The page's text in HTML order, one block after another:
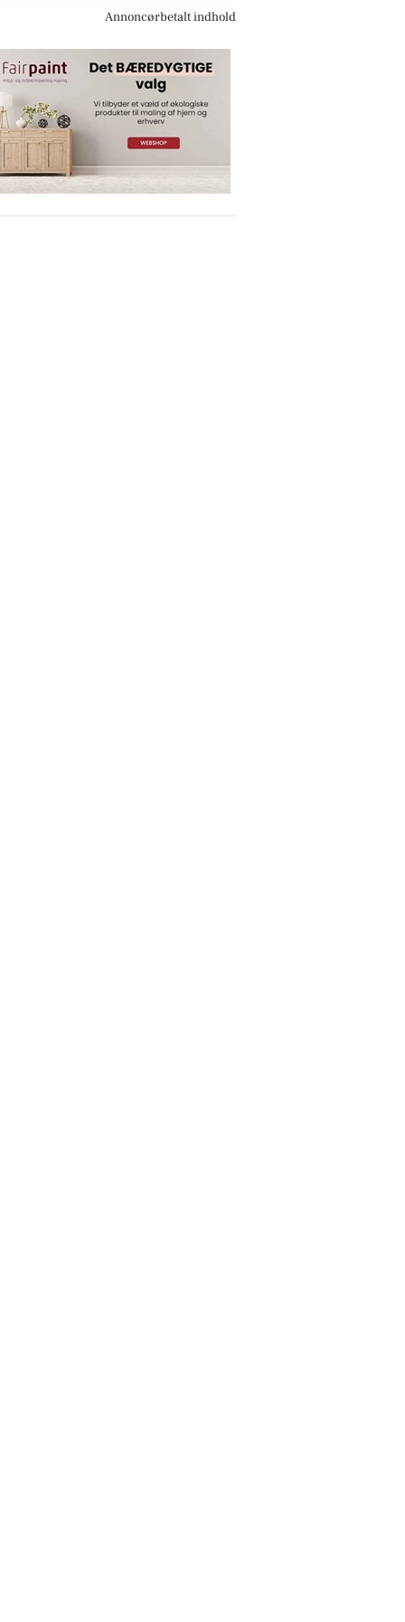
Annoncørbetalt indhold